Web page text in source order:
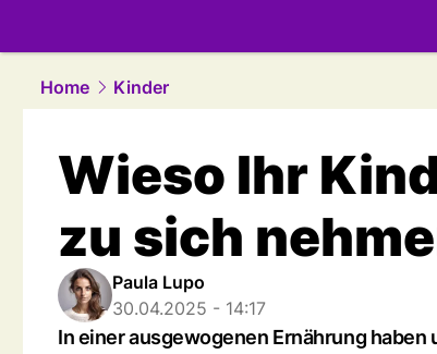
Home
Kinder
Wieso Ihr
zu sich
Paula Lupo
30.04.2025 - 14:17
In einer ausgewogenen Ernährung